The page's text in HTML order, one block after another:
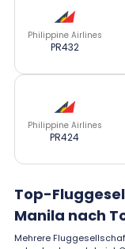
Philippine Airlines
PR432
Philippine Airlines
PR424
Top-
Manila nach
Mehrere